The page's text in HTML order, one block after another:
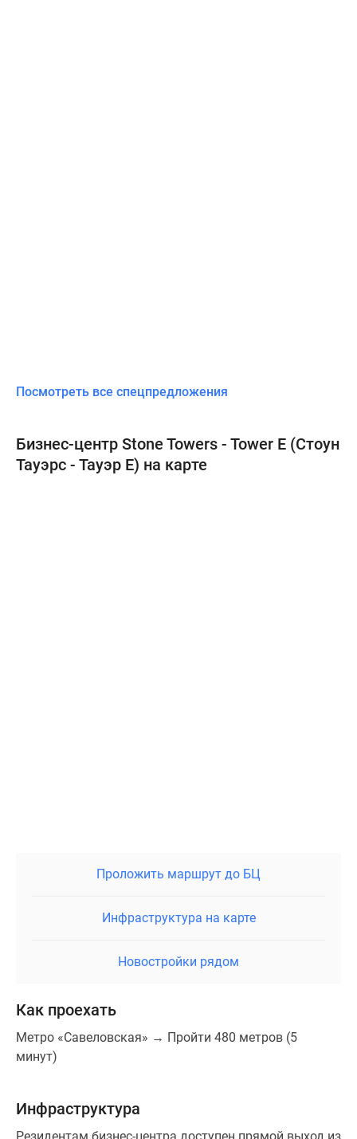
Посмотреть все спецпредложения
Бизнес-центр Stone Towers - Tower E (Стоун
Тауэрс - Тауэр Е) на карте
Проложить маршрут до БЦ
Инфраструктура на карте
Новостройки рядом
Как проехать
Метро «Савеловская» → Пройти 480 метров (5
минут)
Инфраструктура